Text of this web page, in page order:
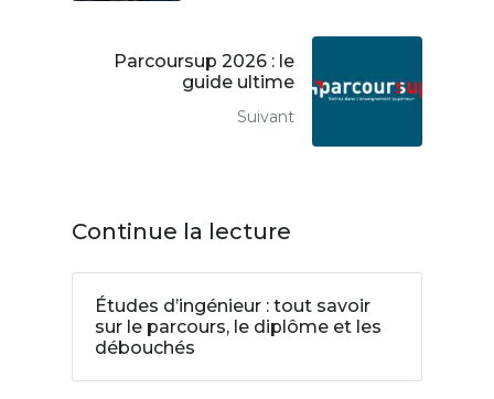
Parcoursup 2026 : le
guide ultime
Suivant
Continue la lecture
Études d’ingénieur : tout savoir
sur le parcours, le diplôme et les
débouchés